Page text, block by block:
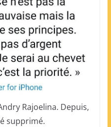
Rajoelina. Depuis,
supprimé.